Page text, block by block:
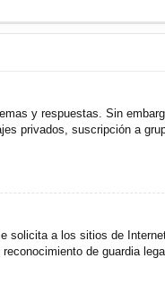
y respuestas. Sin
privados, suscripción a
solicita a los sitios de
de guardia